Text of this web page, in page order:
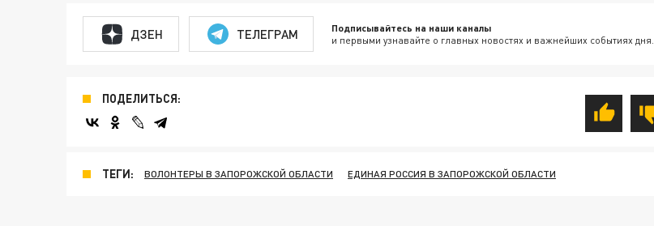
ДЗЕН ТЕЛЕГРАМ Подписывайтесь на наши каналы
и первыми узнавайте о главных новостях и важнейших событиях дня.
ПОДЕЛИТЬСЯ:
ТЕГИ: ВОЛОНТЕРЫ В ЗАПОРОЖСКОЙ ОБЛАСТИ ЕДИНАЯ РОССИЯ В ЗАПОРОЖСКОЙ ОБЛАСТИ